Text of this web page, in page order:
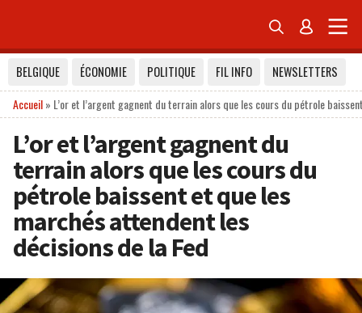
 
BELGIQUE ÉCONOMIE POLITIQUE FIL INFO
NEWSLETTERS
Accueil» L’or et l’argent gagnent du terrain alors que les cours du pétrole
L’or et l’argent gagnent du
terrain alors que les cours du
pétrole baissent et que les
marchés attendent les
décisions de la Fed